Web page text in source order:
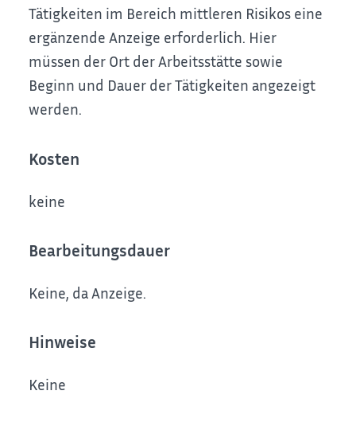
Tätigkeiten im Bereich mittleren Risikos eine
ergänzende Anzeige erforderlich. Hier
müssen der Ort der Arbeitsstätte sowie
Beginn und Dauer der Tätigkeiten angezeigt
werden.
Kosten
keine
Bearbeitungsdauer
Keine, da Anzeige.
Hinweise
Keine